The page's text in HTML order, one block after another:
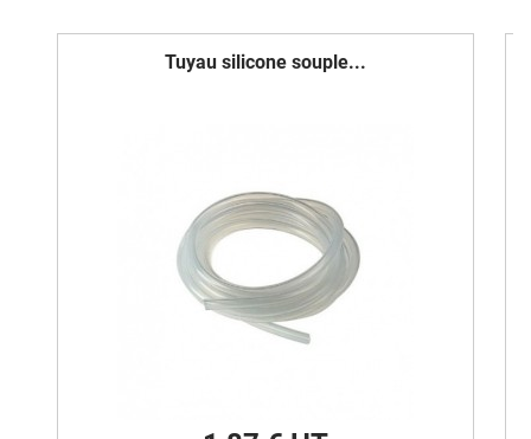
Tuyau silicone souple...